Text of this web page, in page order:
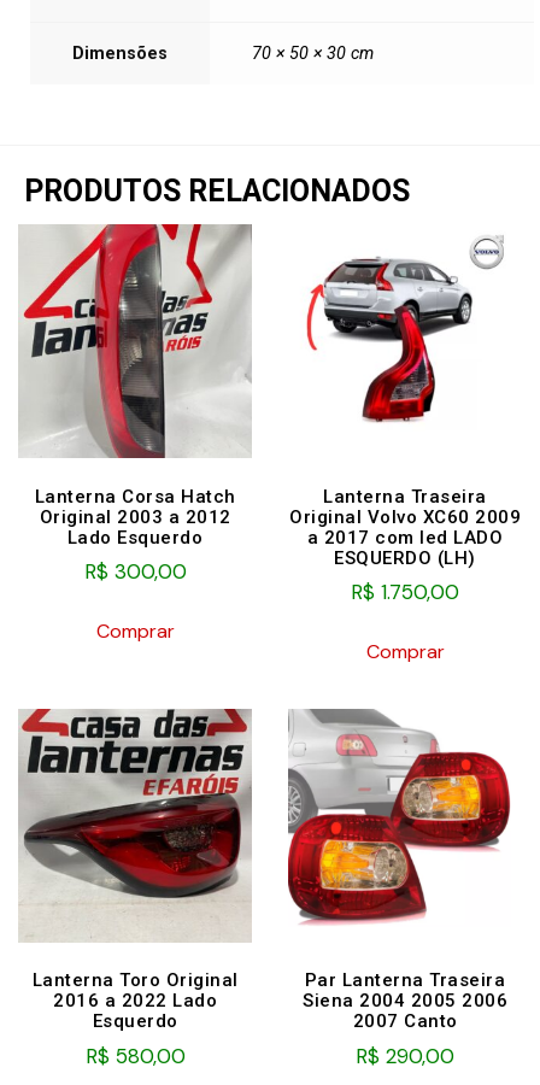
Dimensões 70 × 50 × 30 cm
PRODUTOS RELACIONADOS
Lanterna Corsa Hatch
Original 2003 a 2012
Lado Esquerdo
R$300,00
Comprar
Lanterna Traseira
Original Volvo XC60 2009
a 2017 com led LADO
ESQUERDO (LH)
R$ 1.750,00
Comprar
Lanterna Toro Original
2016 a 2022 Lado
Esquerdo
R$580,00
Par Lanterna Traseira
Siena 2004 2005 2006
2007 Canto
R$ 290,00